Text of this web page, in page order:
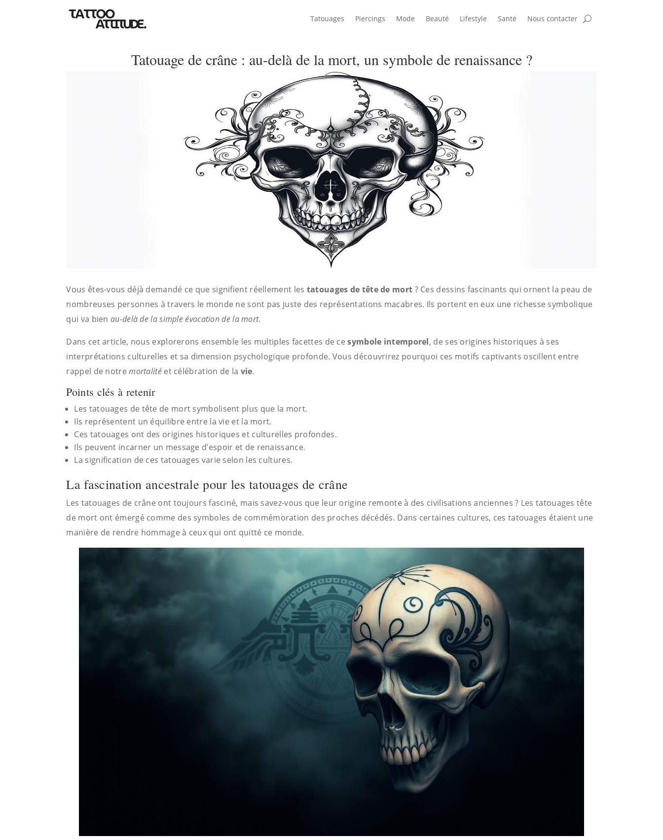
Tatouages Piercings Mode Beauté Lifestyle Santé Nous contacter
Tatouage de crâne : au-delà de la mort, un symbole de renaissance ?
Vous êtes-vous déjà demandé ce que signifient réellement les tatouages de tête de mort ? Ces dessins fascinants qui ornent la peau de
nombreuses personnes à travers le monde ne sont pas juste des représentations macabres. Ils portent en eux une richesse symbolique
qui va bienau-delà de la simple évocation de la mort.
Dans cet article, nous explorerons ensemble les multiples facettes de cesymbole intemporel, de ses origines historiques à ses
interprétations culturelles et sa dimension psychologique profonde. Vous découvrirez pourquoi ces motifs captivants oscillent entre
rappel de notremortalitéet célébration de la vie.
Points clés à retenir
Les tatouages de tête de mort symbolisent plus que la mort.
Ils représentent un équilibre entre la vie et la mort.
Ces tatouages ont des origines historiques et culturelles profondes.
Ils peuvent incarner un message d’espoir et de renaissance.
La signification de ces tatouages varie selon les cultures.
La fascination ancestrale pour les tatouages de crâne
Les tatouages de crâne ont toujours fasciné, mais savez-vous que leur origine remonte à des civilisations anciennes ? Les tatouages tête
de mort ont émergé comme des symboles de commémoration des proches décédés. Dans certaines cultures, ces tatouages étaient une
manière de rendre hommage à ceux qui ont quitté ce monde.